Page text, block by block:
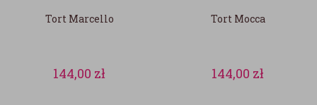
Tort Marcello
144,00 zł
Tort Mocca
144,00 zł